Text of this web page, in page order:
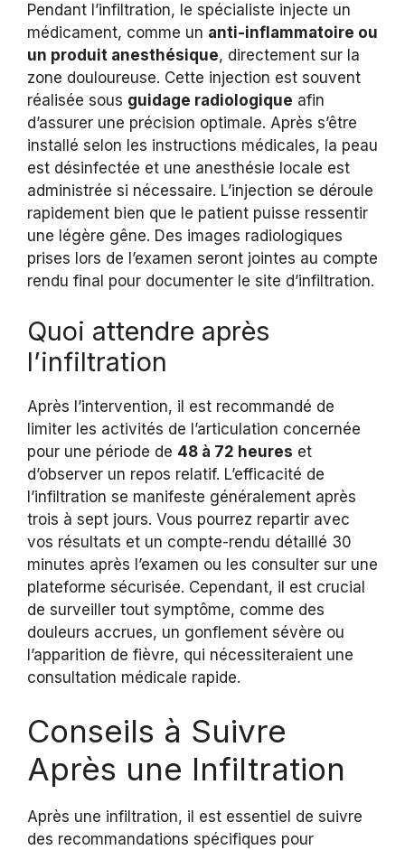
Pendant l’infiltration, le spécialiste injecte un
médicament, comme un anti-inflammatoire ou
un produit anesthésique, directement sur la
zone douloureuse. Cette injection est souvent
réalisée sous guidage radiologique afin
d’assurer une précision optimale. Après s’être
installé selon les instructions médicales, la peau
est désinfectée et une anesthésie locale est
administrée si nécessaire. L’injection se déroule
rapidement bien que le patient puisse ressentir
une légère gêne. Des images radiologiques
prises lors de l’examen seront jointes au compte
rendu final pour documenter le site d’infiltration.
Quoi attendre après
l’infiltration
Après l’intervention, il est recommandé de
limiter les activités de l’articulation concernée
pour une période de 48 à 72 heures et
d’observer un repos relatif. L’efficacité de
l’infiltration se manifeste généralement après
trois à sept jours. Vous pourrez repartir avec
vos résultats et un compte-rendu détaillé 30
minutes après l’examen ou les consulter sur une
plateforme sécurisée. Cependant, il est crucial
de surveiller tout symptôme, comme des
douleurs accrues, un gonflement sévère ou
l’apparition de fièvre, qui nécessiteraient une
consultation médicale rapide.
Conseils à Suivre
Après une Infiltration
Après une infiltration, il est essentiel de suivre
des recommandations spécifiques pour